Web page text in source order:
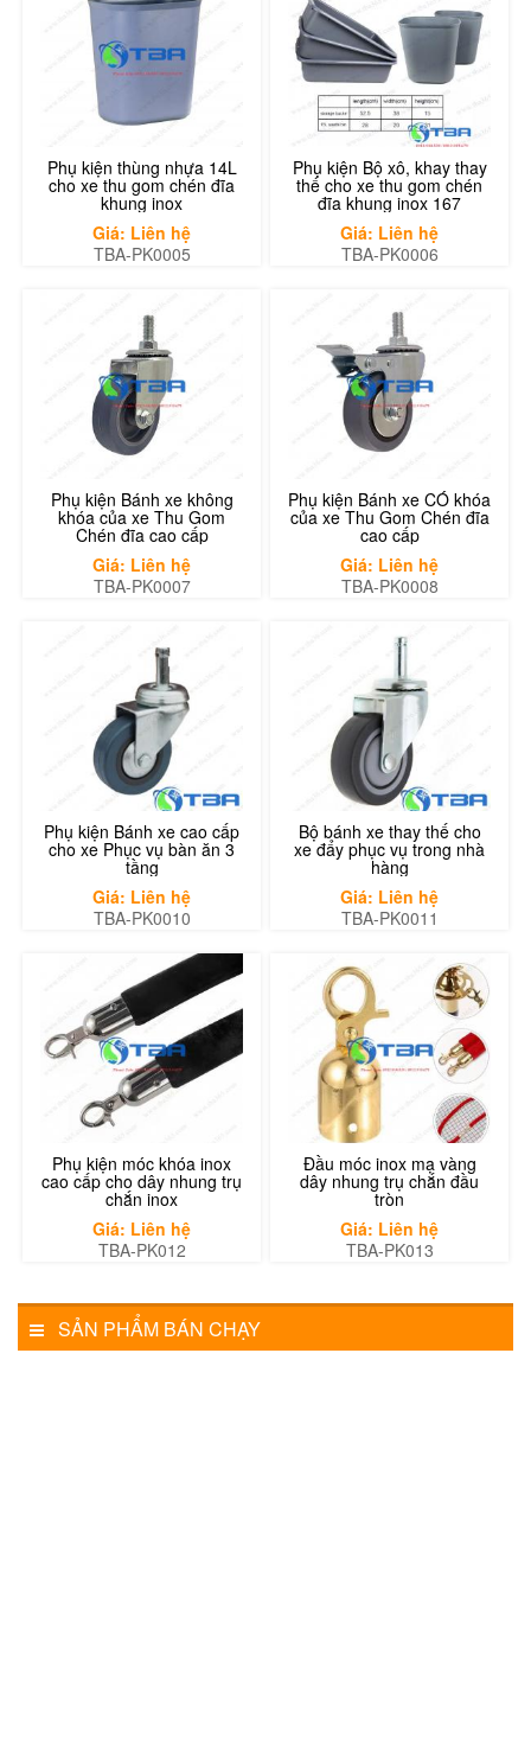
Phụ kiện thùng nhựa 14L
cho xe thu gom chén đĩa
khung inox
Giá: Liên hệ
TBA-PK0005
Phụ kiện Bộ xô, khay thay
thế cho xe thu gom chén
đĩa khung inox 167
Giá: Liên hệ
TBA-PK0006
Phụ kiện Bánh xe không
khóa của xe Thu Gom
Chén đĩa cao cấp
Giá: Liên hệ
TBA-PK0007
Phụ kiện Bánh xe CÓ khóa
của xe Thu Gom Chén đĩa
cao cấp
Giá: Liên hệ
TBA-PK0008
Phụ kiện Bánh xe cao cấp
cho xe Phục vụ bàn ăn 3
tầng
Giá: Liên hệ
TBA-PK0010
Bộ bánh xe thay thế cho
xe đẩy phục vụ trong nhà
hàng
Giá: Liên hệ
TBA-PK0011
Phụ kiện móc khóa inox
cao cấp cho dây nhung trụ
chắn inox
Giá: Liên hệ
TBA-PK012
Đầu móc inox mạ vàng
dây nhung trụ chắn đầu
tròn
Giá: Liên hệ
TBA-PK013
SẢN PHẨM BÁN CHẠY